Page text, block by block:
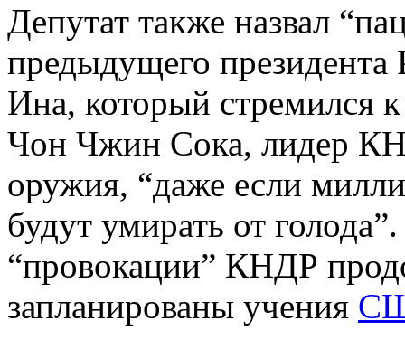
Депутат также назвал
предыдущего
Ина, который стремился
Чон Чжин Сока, лидер
оружия, “даже если
будут умирать от
“провокации” КНДР
запланированы учения